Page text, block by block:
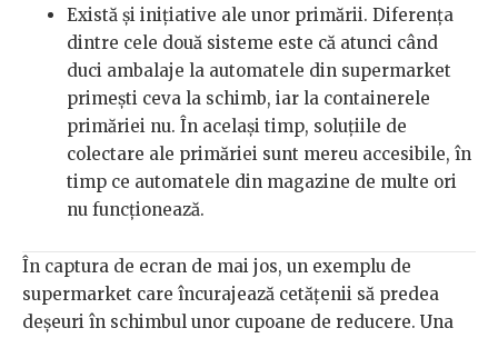
Există și inițiative ale unor primării. Diferența
dintre cele două sisteme este că atunci când
duci ambalaje la automatele din supermarket
primești ceva la schimb, iar la containerele
primăriei nu. În același timp, soluțiile de
colectare ale primăriei sunt mereu accesibile, în
timp ce automatele din magazine de multe ori
nu funcționează.
În captura de ecran de mai jos, un exemplu de
supermarket care încurajează cetățenii să predea
deșeuri în schimbul unor cupoane de reducere. Una